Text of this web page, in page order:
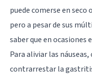
puede comerse en
pero a pesar de sus
saber que en ocasiones
Para aliviar las
contrarrestar la